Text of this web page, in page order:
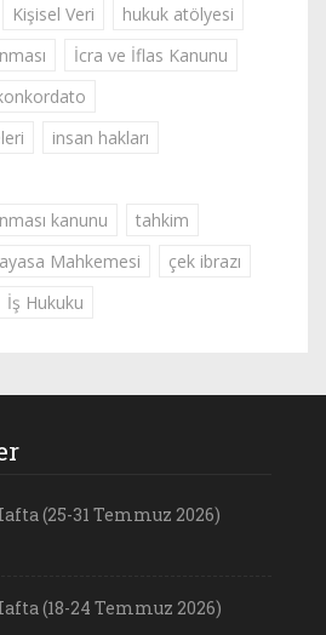
Kişisel Veri
hukuk atölyesi
İcra ve İflas Kanunu
insan hakları
kanunu
tahkim
Mahkemesi
çek ibrazı
İş Hukuku
(25-31 Temmuz 2026)
(18-24 Temmuz 2026)